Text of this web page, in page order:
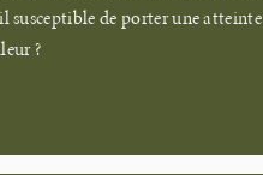
susceptible de porter une
?